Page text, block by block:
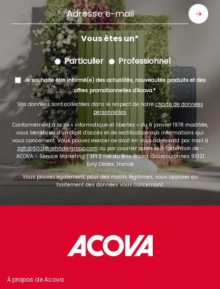
Adresse
e-
mail
Vous êtes un
Particulier
Professionnel
Je souhaite être informé(e) des actualités, nouveautés produits et des
offres promotionnelles d'Acova.
Vos données sont collectées dans le respect de notre charte de données
personnelles.
Conformément à la loi « informatique et libertés » du 6 janvier 1978 modifiée,
vous bénéficiez d’un droit d’accès et de rectification aux informations qui
vous concernent. Vous pouvez exercer ce droit en vous adressant par mail à
zgfr.digital@zehndergroup.com ou par courrier adressé à l'attention de -
ACOVA - Service Marketing / EPI 3 rue du Bois Briard, Courcouronnes 91021
Evry Cedex, France
Vous pouvez également, pour des motifs légitimes, vous opposer au
traitement des données vous concernant.
À propos de Acova